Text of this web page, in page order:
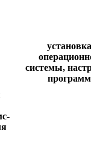
установка
системы,
программ